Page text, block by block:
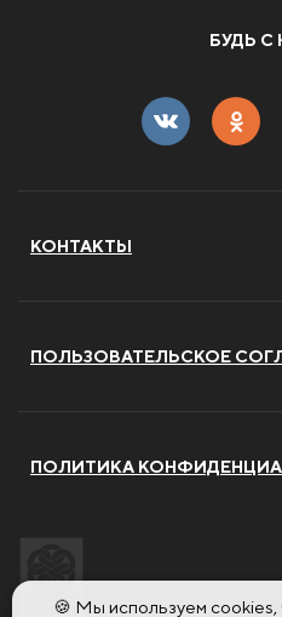
БУДЬ С
КОНТАКТЫ
ПОЛЬЗОВАТЕЛЬСКОЕ
ПОЛИТИКА
🍪 Мы используем cookies,